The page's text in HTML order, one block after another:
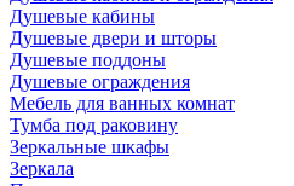
Душевые кабины
Душевые двери и шторы
Душевые поддоны
Душевые ограждения
Мебель для ванных комнат
Тумба под раковину
Зеркальные шкафы
Зеркала